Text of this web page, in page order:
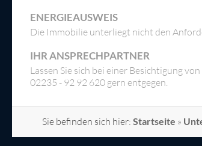
ENERGIEAUSWEIS
Die Immobilie unterliegt nicht den
IHR ANSPRECHPARTNER
Lassen Sie sich bei einer Besichtigung
02235 - 92 92 620 gern entgegen.
Sie befinden sich hier: Startseite »